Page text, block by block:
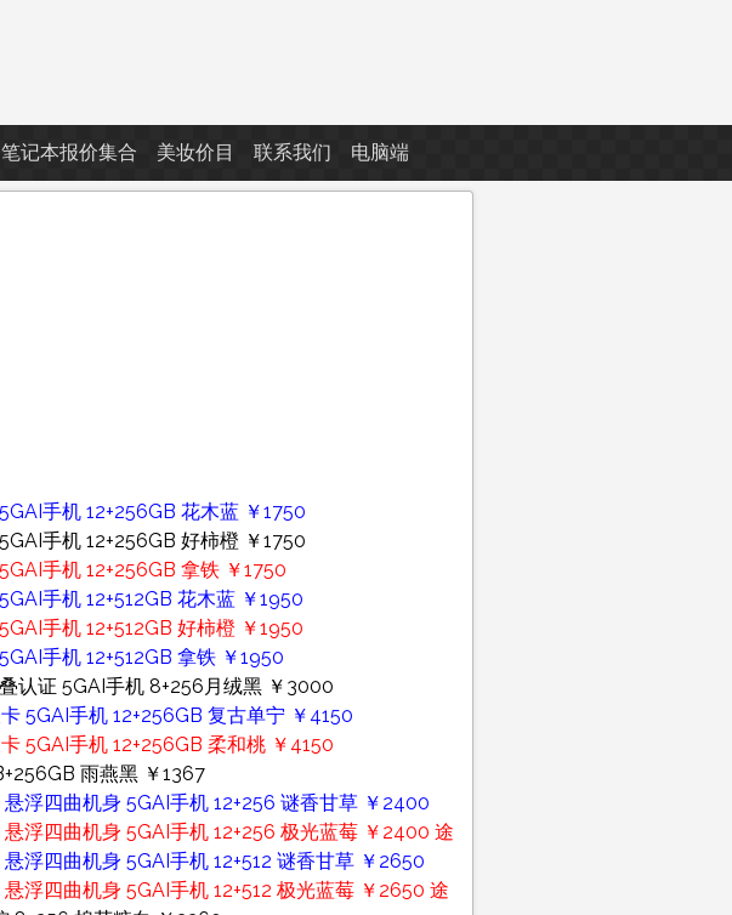
笔记本报价集合 美妆价目 联系我们 电脑端
手机 12+256GB 花木蓝 ￥1750
手机 12+256GB 好柿橙 ￥1750
手机 12+256GB 拿铁 ￥1750
手机 12+512GB 花木蓝 ￥1950
手机 12+512GB 好柿橙 ￥1950
手机 12+512GB 拿铁 ￥1950
认证 5GAI手机 8+256月绒黑 ￥3000
5GAI手机 12+256GB 复古单宁 ￥4150
5GAI手机 12+256GB 柔和桃 ￥4150
雨燕黑 ￥1367
浮四曲机身 5GAI手机 12+256 谜香甘草 ￥2400
浮四曲机身 5GAI手机 12+256 极光蓝莓 ￥2400 途
浮四曲机身 5GAI手机 12+512 谜香甘草 ￥2650
浮四曲机身 5GAI手机 12+512 极光蓝莓 ￥2650 途